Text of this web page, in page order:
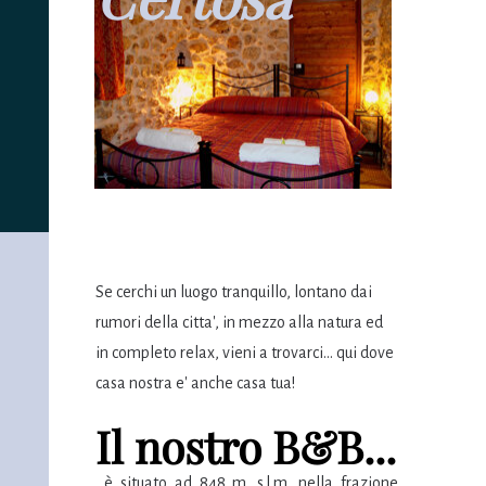
Se cerchi un luogo tranquillo, lontano dai
rumori della citta', in mezzo alla natura ed
in completo relax, vieni a trovarci... qui dove
casa nostra e' anche casa tua!
Il nostro B&B...